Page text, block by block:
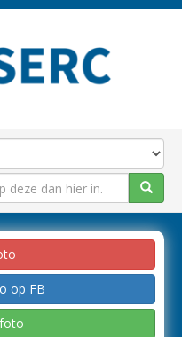
op FB